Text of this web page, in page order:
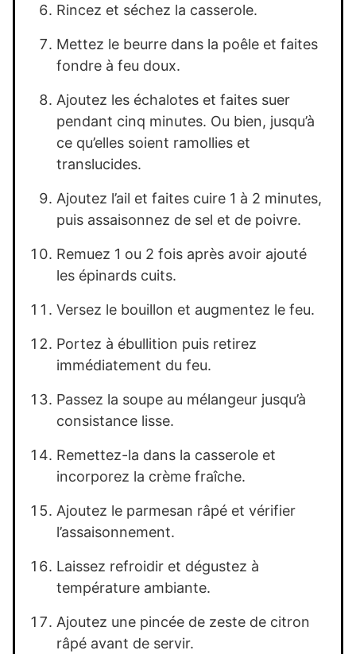
Rincez et séchez la casserole.
Mettez le beurre dans la poêle et faites
fondre à feu doux.
Ajoutez les échalotes et faites suer
pendant cinq minutes. Ou bien, jusqu’à
ce qu’elles soient ramollies et
translucides.
Ajoutez l’ail et faites cuire 1 à 2 minutes,
puis assaisonnez de sel et de poivre.
Remuez 1 ou 2 fois après avoir ajouté
les épinards cuits.
Versez le bouillon et augmentez le feu.
Portez à ébullition puis retirez
immédiatement du feu.
Passez la soupe au mélangeur jusqu’à
consistance lisse.
Remettez-la dans la casserole et
incorporez la crème fraîche.
Ajoutez le parmesan râpé et vérifier
l’assaisonnement.
Laissez refroidir et dégustez à
température ambiante.
Ajoutez une pincée de zeste de citron
râpé avant de servir.